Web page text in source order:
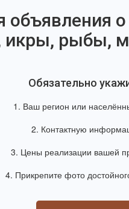
икры, рыбы,
Обязательно
1. Ваш регион или
2. Контактную
3. Цены реализации вашей
4. Прикрепите фото